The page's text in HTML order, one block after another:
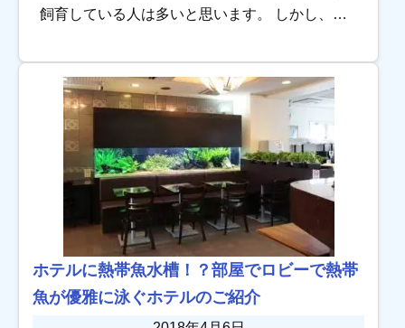
飼育している人は多いと思います。 しかし、海
泳できる生き物選びで悩んでいる人は多いよう
です。 […]
ホテルに熱帯魚水槽！？部屋でロビーで熱帯
魚が優雅に泳ぐホテルのご紹介